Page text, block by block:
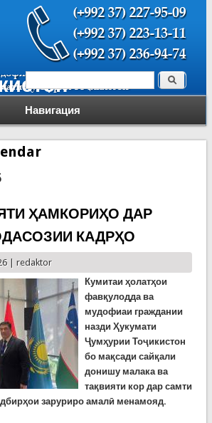
Навигация
Форма поиска Поиск
ҲАМКОРИҲО ДАР
КАДРҲО
| redaktor
Кумитаи ҳолатҳои
фавқулодда ва
мудофиаи граждании
назди Ҳукумати
Ҷумҳурии Тоҷикистон
бо мақсади сайқали
донишу малака ва
тақвияти кор дар самти
заруриро амалӣ менамояд.